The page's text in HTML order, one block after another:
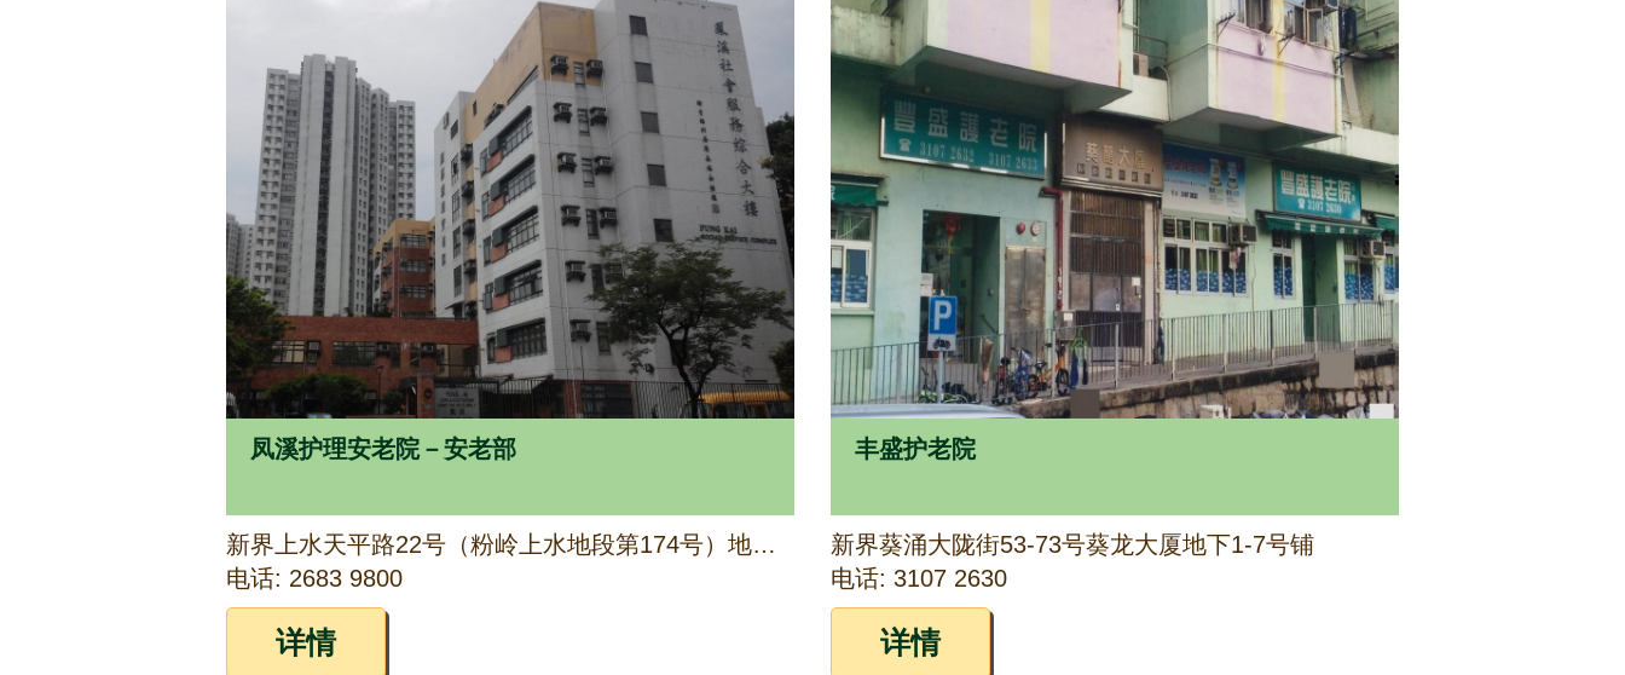
凤溪护理安老院－安老部
新界上水天平路22号（粉岭上水地段第174号）地下至三楼
电话: 2683 9800
详情
丰盛护老院
新界葵涌大陇街53-73号葵龙大厦地下1-7号铺
电话: 3107 2630
详情